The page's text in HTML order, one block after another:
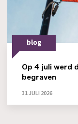
blog
Op 4 juli werd
begraven
31 JULI 2026